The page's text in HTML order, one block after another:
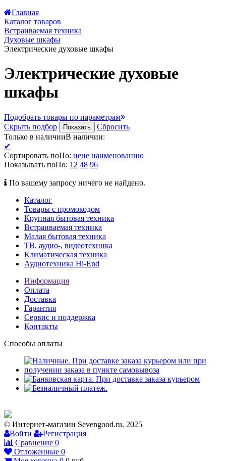
Главная
Каталог товаров
Встраиваемая техника
Духовые шкафы
Электрические духовые шкафы
Электрические духовые
шкафы
Подобрать товары по параметрам
Скрыть подбор
Показать
Сбросить
Только в наличииВ наличии:
✔
Сортировать поПо: цене наименованию
Показывать поПо: 12 48 96
По вашему запросу ничего не найдено.
Каталог
Товары с промокодом
Крупная бытовая техника
Встраиваемая техника
Малая бытовая техника
ТВ, аудио-, видеотехника
Климатическая техника
Аудиотехника Hi-End
Информация
Оплата
Доставка
Гарантия
Сервис и поддержка
Контакты
Способы оплаты
© Интернет-магазин Sevengood.ru. 2025
Войти
Регистрация
Сравнение 0
Отложенные 0